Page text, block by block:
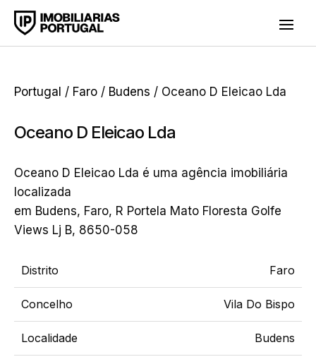
Portugal / Faro / Budens / Oceano D Eleicao Lda
Oceano D Eleicao Lda
Oceano D Eleicao Lda é uma agência imobiliária
localizada
em Budens, Faro, R Portela Mato Floresta Golfe
Views Lj B, 8650-058
Distrito Faro
Concelho Vila Do Bispo
Localidade Budens